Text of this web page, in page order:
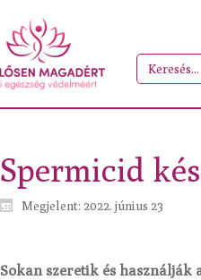
Spermicid
Megjelent: 2022. június 23
Sokan szeretik és